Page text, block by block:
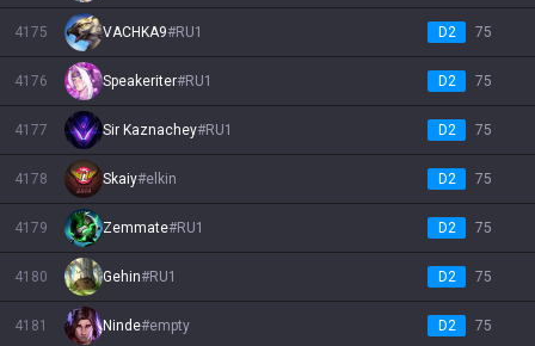
4175 VACHKA9#RU1 D2 75
4176 Speakeriter#RU1 D2 75
4177 Sir Kaznachey#RU1 D2 75
4178 Skaiy#elkin D2 75
4179 Zemmate#RU1 D2 75
4180 Gehin#RU1 D2 75
4181 Ninde#empty D2 75